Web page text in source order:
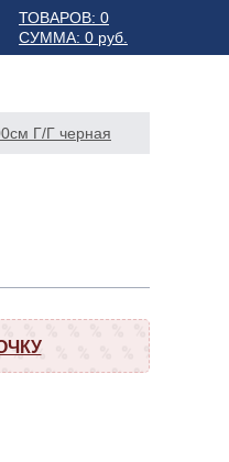
ТОВАРОВ: 0
СУММА: 0 руб.
Г/Г черная